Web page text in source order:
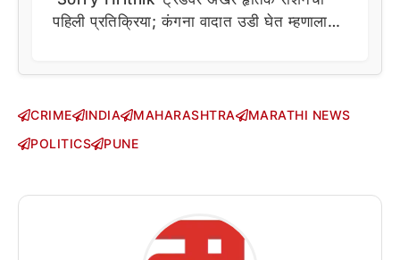
पहिली प्रतिक्रिया; कंगना वादात उडी घेत म्हणाला…
CRIME INDIA MAHARASHTRA
MARATHI NEWS
POLITICS
PUNE